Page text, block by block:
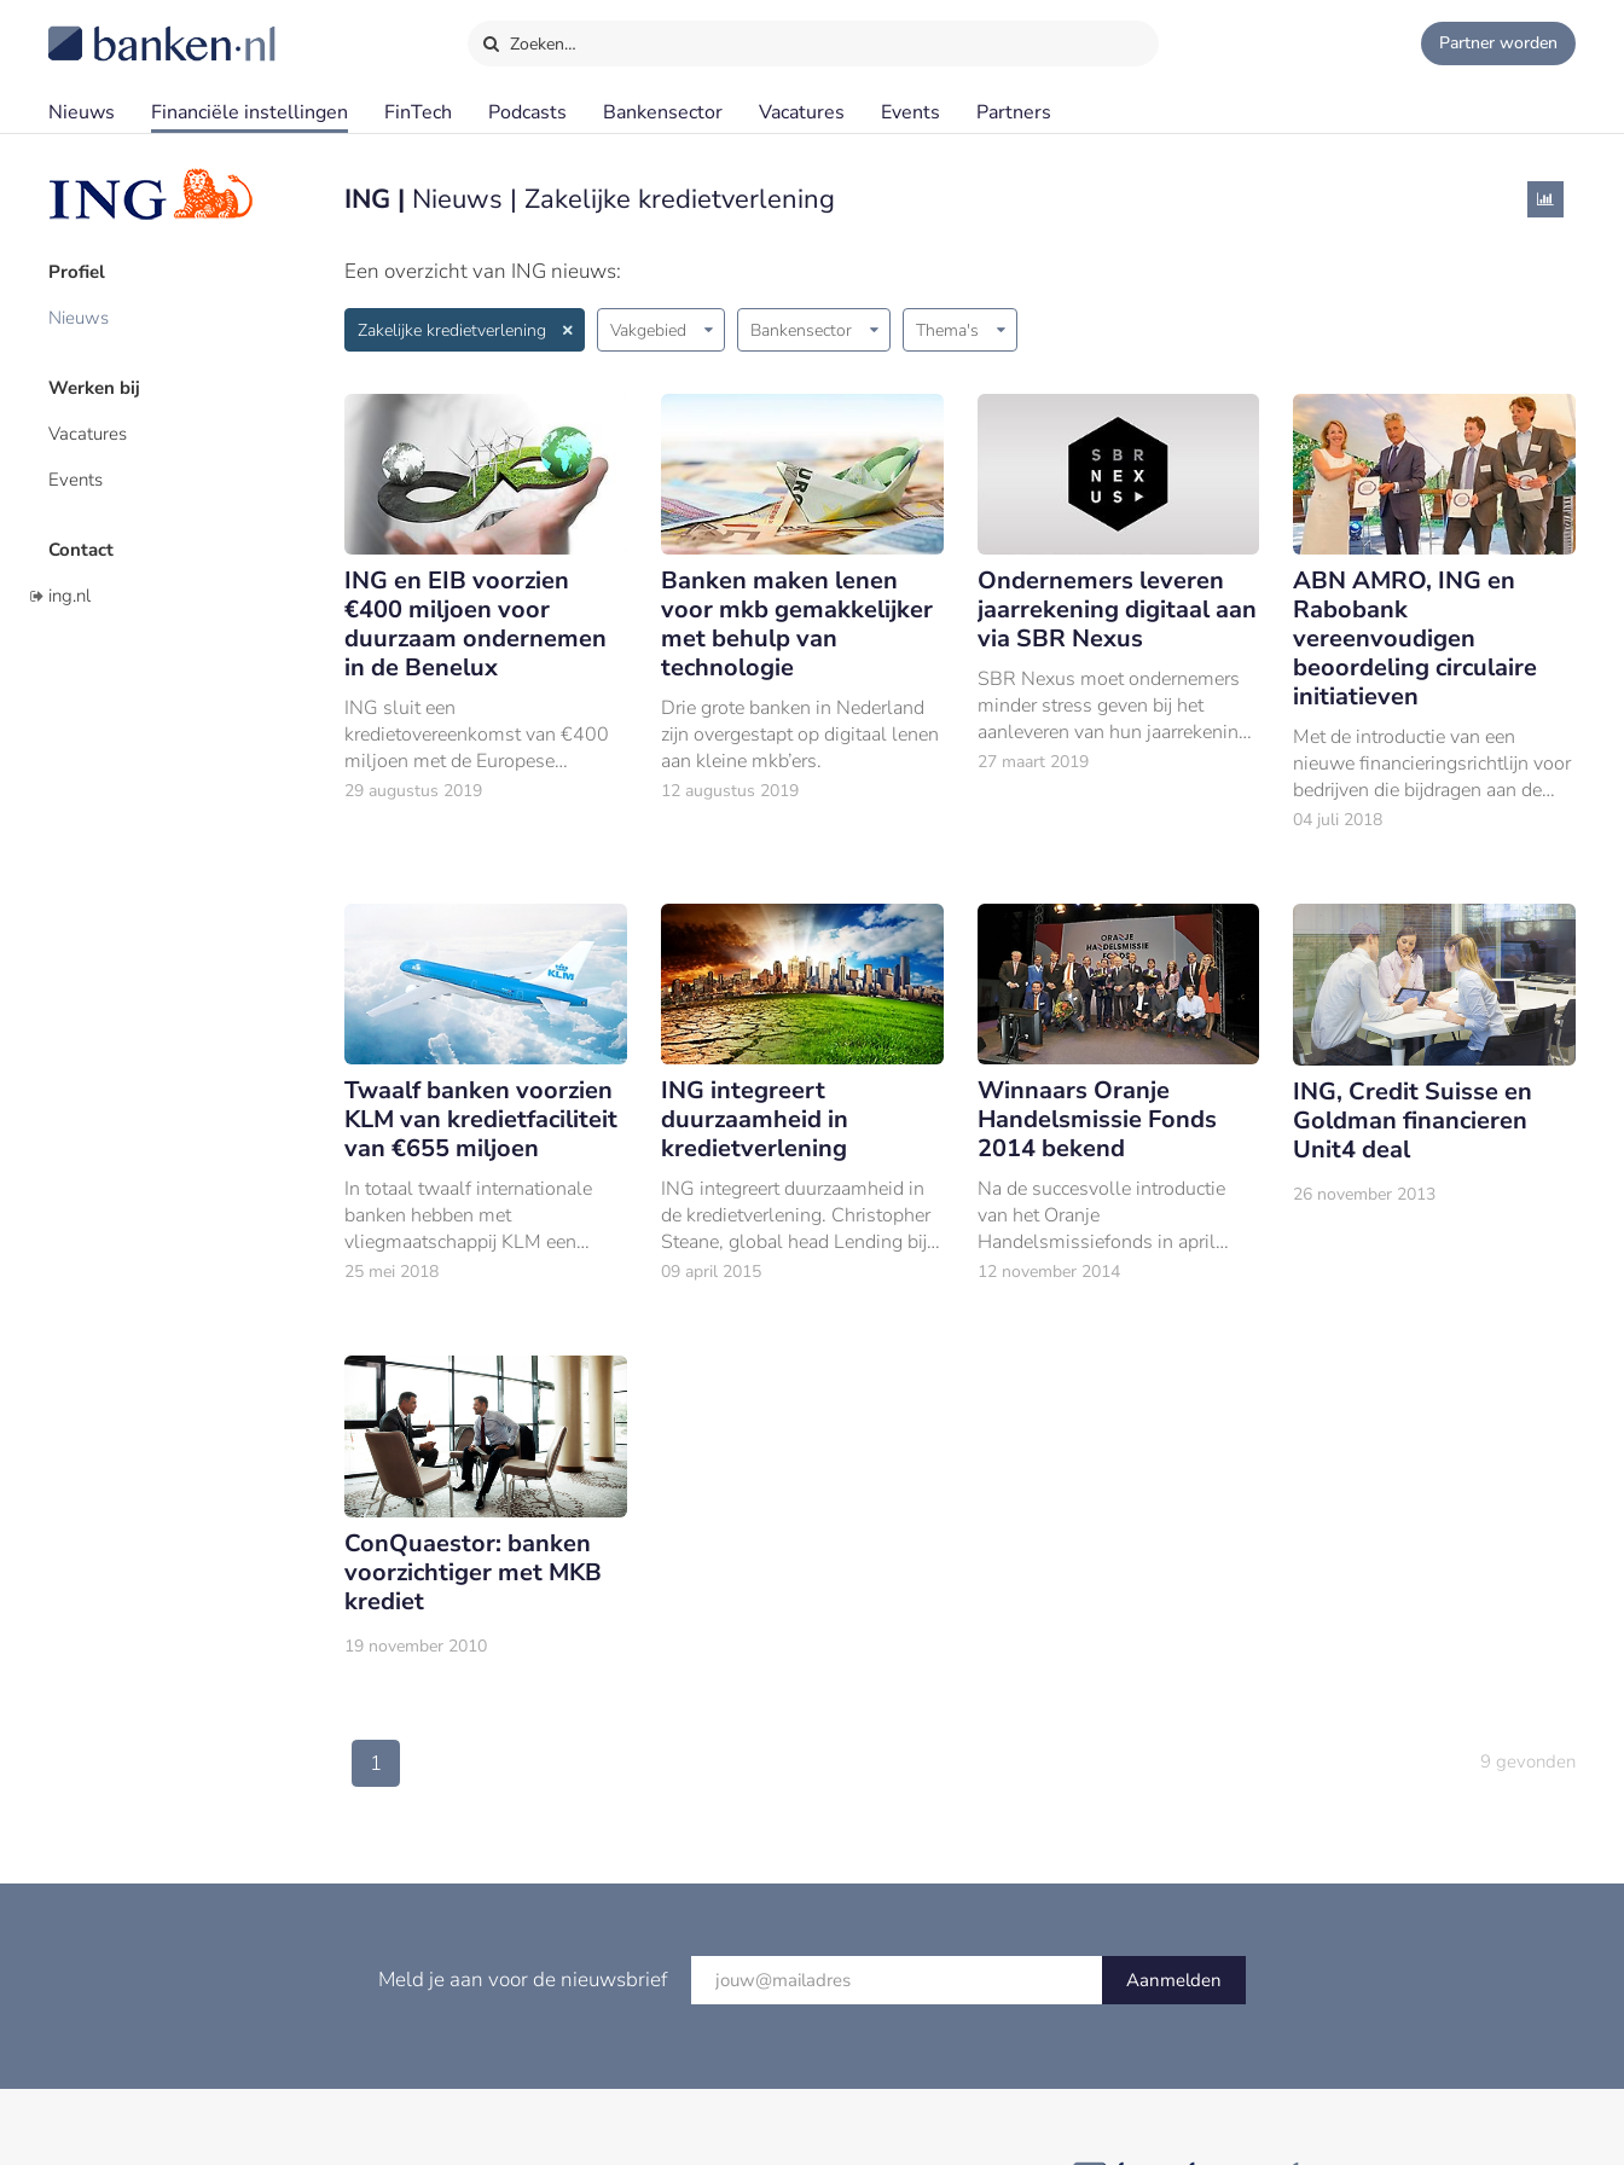
Zoeken… Partner worden
Nieuws Financiële instellingen FinTech Podcasts Bankensector Vacatures Events Partners
Profiel
Nieuws
Werken bij
Vacatures
Events
Contact
ing.nl
ING | Nieuws | Zakelijke kredietverlening
Een overzicht van ING nieuws:
Zakelijke kredietverlening Vakgebied Bankensector Thema's
ING en EIB voorzien
€400 miljoen voor
duurzaam ondernemen
in de Benelux
ING sluit een
kredietovereenkomst van €400
miljoen met de Europese
Investeringsbank (EIB).
29 augustus 2019
Banken maken lenen
voor mkb gemakkelijker
met behulp van
technologie
Drie grote banken in Nederland
zijn overgestapt op digitaal lenen
aan kleine mkb’ers.
12 augustus 2019
Ondernemers leveren
jaarrekening digitaal aan
via SBR Nexus
SBR Nexus moet ondernemers
minder stress geven bij het
aanleveren van hun jaarrekening
bij banken.
27 maart 2019
ABN AMRO, ING en
Rabobank
vereenvoudigen
beoordeling circulaire
initiatieven
Met de introductie van een
nieuwe financieringsrichtlijn voor
bedrijven die bijdragen aan de
circulaire economie willen ABN
04 juli 2018
Twaalf banken voorzien
KLM van kredietfaciliteit
van €655 miljoen
In totaal twaalf internationale
banken hebben met
vliegmaatschappij KLM een
overeenkomst getekend voor een
25 mei 2018
ING integreert
duurzaamheid in
kredietverlening
ING integreert duurzaamheid in
de kredietverlening. Christopher
Steane, global head Lending bij
ING Commercial Banking, over
09 april 2015
Winnaars Oranje
Handelsmissie Fonds
2014 bekend
Na de succesvolle introductie
van het Oranje
Handelsmissiefonds in april
2013 worden dit jaar wederom
12 november 2014
ING, Credit Suisse en
Goldman financieren
Unit4 deal
26 november 2013
ConQuaestor: banken
voorzichtiger met MKB
krediet
19 november 2010
1 9 gevonden
Meld je aan voor de nieuwsbrief Aanmelden